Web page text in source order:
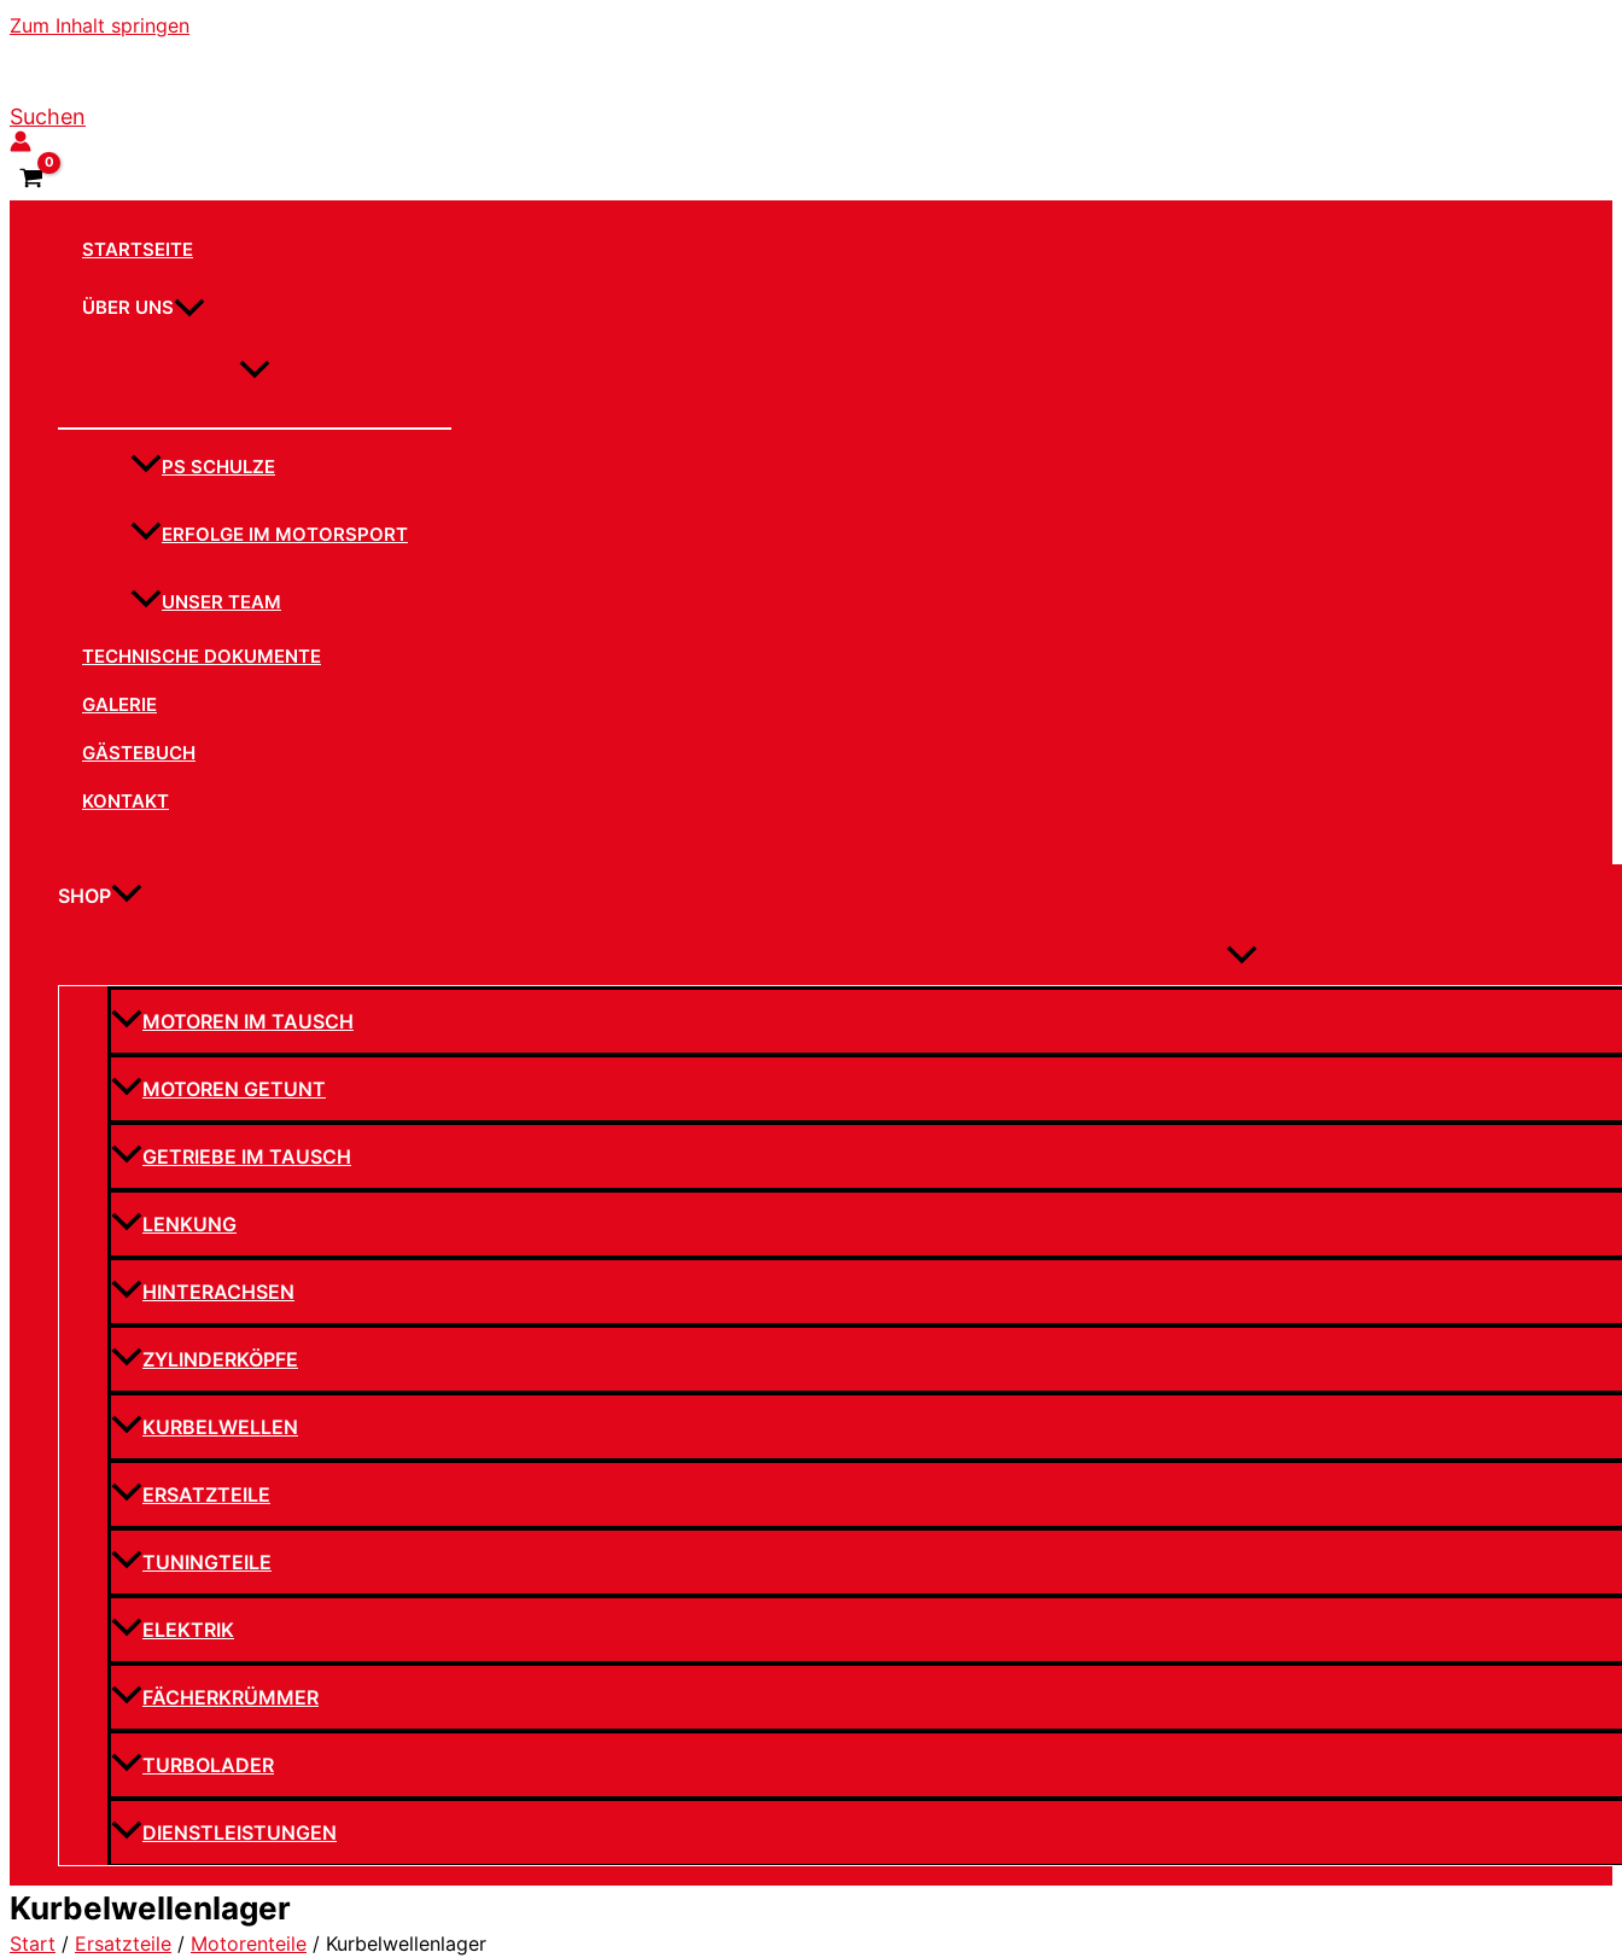
Zum Inhalt springen
Suchen
STARTSEITE
ÜBER UNS
PS SCHULZE
ERFOLGE IM MOTORSPORT
UNSER TEAM
TECHNISCHE DOKUMENTE
GALERIE
GÄSTEBUCH
KONTAKT
SHOP
MOTOREN IM TAUSCH
MOTOREN GETUNT
GETRIEBE IM TAUSCH
LENKUNG
HINTERACHSEN
ZYLINDERKÖPFE
KURBELWELLEN
ERSATZTEILE
TUNINGTEILE
ELEKTRIK
FÄCHERKRÜMMER
TURBOLADER
DIENSTLEISTUNGEN
Kurbelwellenlager
Start / Ersatzteile / Motorenteile / Kurbelwellenlager